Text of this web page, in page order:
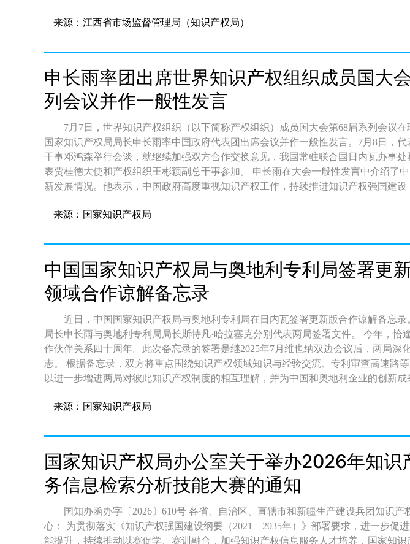
突出问题。 会议对下一阶段作出拓宽预审服务领域，均衡推进中小微企业服务覆盖；统一案件办理规范，
扶，主动靠前为企业纾难解困的工作部署，要求各保护中心要进一步立足职能补齐
护支撑全省高质量发展。 稿 源：省局知识产权保护处 通讯员：黄 苏
来源：江西省市场监督管理局（知识产权局）
申长雨率团出席世界知识产权组织成员国大
列会议并作一般性发言
7月7日，世界知识产权组织（以下简称产权组织）成员国大会第68届系列会议
国家知识产权局局长申长雨率中国政府代表团出席会议并作一般性发言。7月8日，
干事邓鸿森举行会谈，就继续加强双方合作交换意见，我国常驻联合国日内瓦办事处
表贾桂德大使和产权组织王彬颖副总干事参加。 申长雨在大会一般性发言中介绍了中国知识产权事业的最
新发展情况。他表示，中国政府高度重视知识产权工作，持续推进知识产权强国建
力支撑了经济社会高质量发展。 申长雨对产权组织一年来取得的成果表示赞赏，祝贺邓鸿森总干事高票连
期待产权组织继续推进发展工作主流化。 中国政府代表团由国家知识产权局、国家版权局、外交部、中国
常驻日内瓦代表团及香港特别行政区知识产权署共同派员组成。中国国际贸易促进委
中华全国专利代理师协会等作为观察员列席会议。
来源：国家知识产权局
中国国家知识产权局与奥地利专利局签署更
领域合作谅解备忘录
近日，中国国家知识产权局与奥地利专利局在日内瓦签署更新版合作谅解备忘
局长申长雨与奥地利专利局局长斯特凡·哈拉塞克分别代表两局签署文件。 今年，恰逢中奥两局建立双边合
作伙伴关系四十周年。此次备忘录的签署是继2025年7月维也纳双边会议后，两局深
志。 根据备忘录，双方将重点围绕知识产权领域知识与经验交流、专利审查高速路等方面深化务实合作，
以进一步增进两局对彼此知识产权制度的相互理解，并为中国和奥地利企业的创新成
来源：国家知识产权局
国家知识产权局办公室关于举办2026年知识
务信息检索分析技能大赛的通知
国知办函办字〔2026〕610号 各省、自治区、直辖市和新疆生产建设兵团知识产权局，各地方有关中
心： 为贯彻落实《知识产权强国建设纲要（2021—2035年）》部署要求，进一步促进知识产权公共服务效
能提升，持续推动以赛促学、赛训融合，加强知识产权信息服务人才培养，国家知识